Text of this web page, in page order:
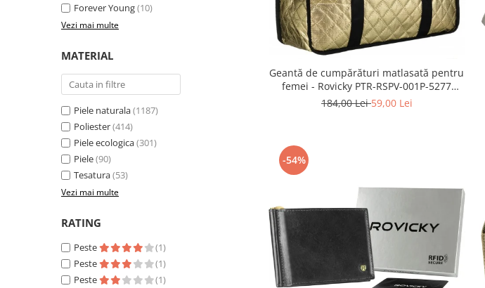
Forever Young(10)
Vezi mai multe
MATERIAL
Piele naturala(1187)
Poliester(414)
Piele ecologica(301)
Piele(90)
Tesatura(53)
Vezi mai multe
RATING
Peste
(1)
Peste
(1)
Peste
(1)
Geantă de cumpărături matlasată pentru
femei - Rovicky PTR-RSPV-001P-5277
GOLD
184,00 Lei59,00 Lei
-54%